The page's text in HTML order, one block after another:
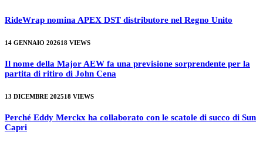
RideWrap nomina APEX DST distributore nel Regno Unito
14 GENNAIO 202618 VIEWS
Il nome della Major AEW fa una previsione sorprendente per la
partita di ritiro di John Cena
13 DICEMBRE 202518 VIEWS
Perché Eddy Merckx ha collaborato con le scatole di succo di Sun
Capri